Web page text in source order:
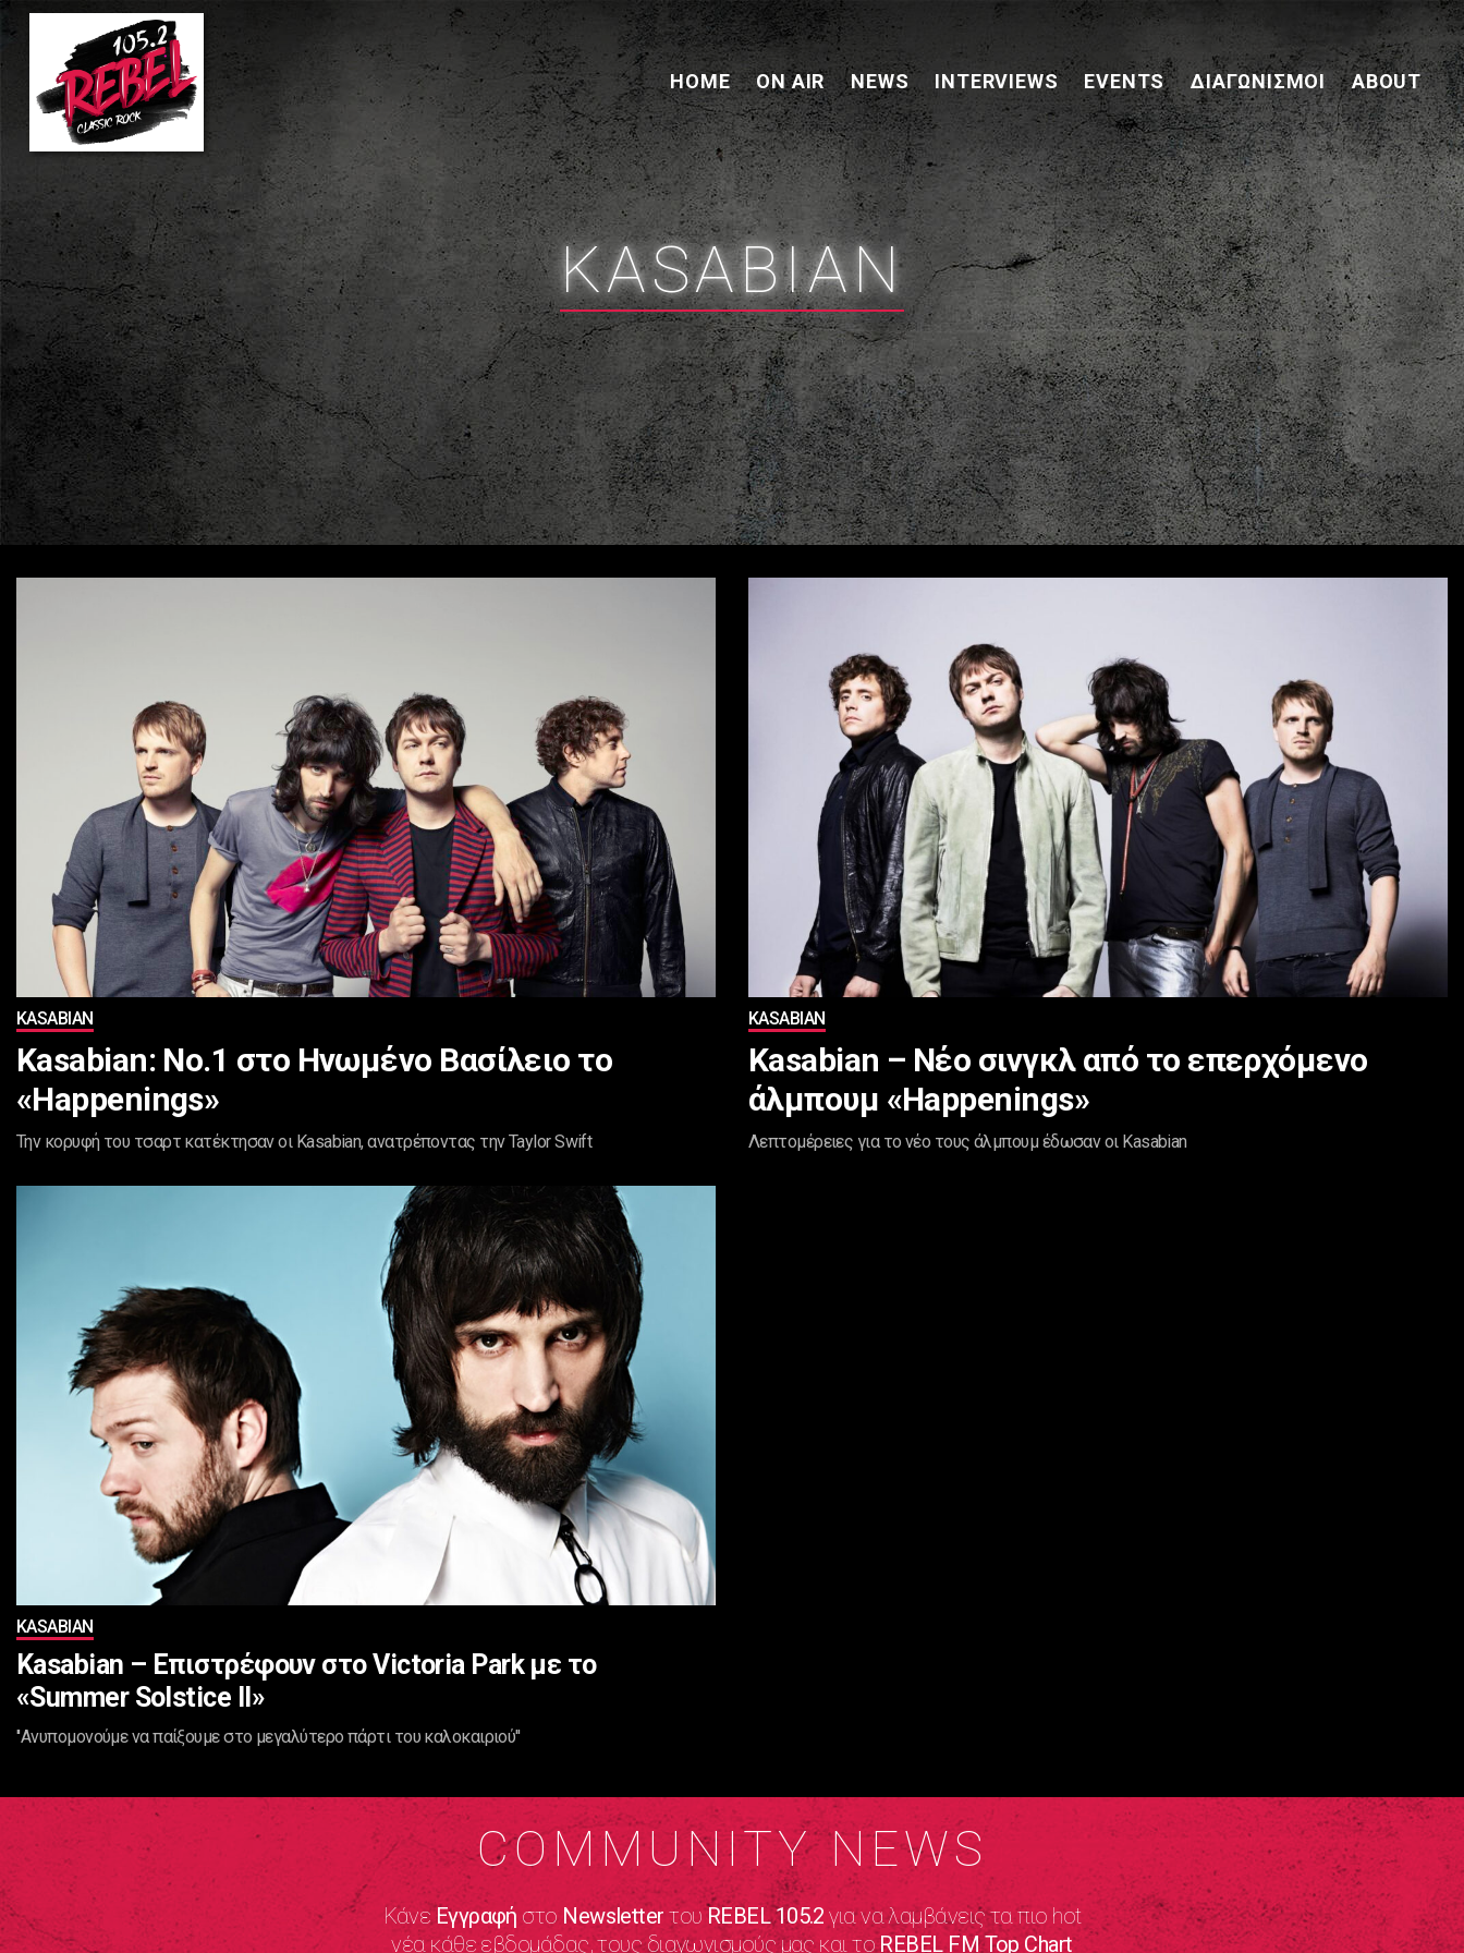
HOME ON AIR NEWS INTERVIEWS EVENTS ΔΙΑΓΩΝΙΣΜΟΊ ABOUT
KASABIAN
KASABIAN
Kasabian: Νο.1 στο Ηνωμένο Βασίλειο το
«Happenings»
Την κορυφή του τσαρτ κατέκτησαν οι Kasabian, ανατρέποντας την Taylor Swift
KASABIAN
Kasabian – Νέο σινγκλ από το επερχόμενο
άλμπουμ «Happenings»
Λεπτομέρειες για το νέο τους άλμπουμ έδωσαν οι Kasabian
KASABIAN
Kasabian – Επιστρέφουν στο Victoria Park με το
«Summer Solstice II»
''Ανυπομονούμε να παίξουμε στο μεγαλύτερο πάρτι του καλοκαιριού''
COMMUNITY NEWS
ΚάνεΕγγραφή στο Newsletter τουREBEL 105.2 για να λαμβάνεις τα πιο hot
νέα κάθε εβδομάδας, τους διαγωνισμούς μας και τοREBEL FM Top Chart